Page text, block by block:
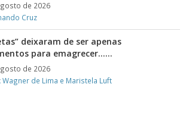
de 2026
Cruz
deixaram de ser apenas
para emagrecer……
de 2026
Wagner de Lima e Maristela Luft